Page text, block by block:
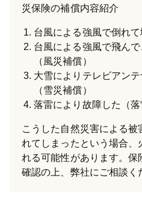
災保険の補償内容紹介
台風による強風で倒れて
台風による強風で飛ん
（風災補償）
大雪によりテレビアン
（雪災補償）
落雷により故障した（落
こうした自然災害による
れてしまったという場合、
れる可能性があります。保
確認の上、弊社にご相談く